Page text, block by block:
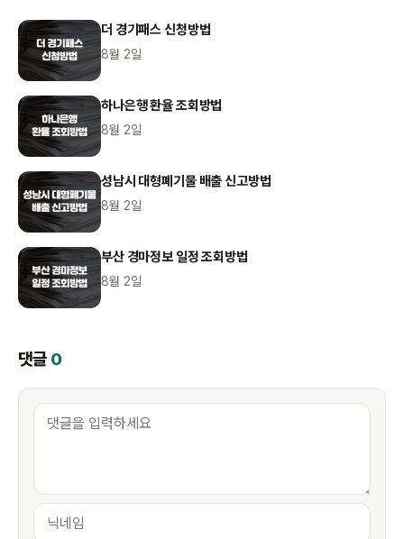
더 경기패스 신청방법
8월 2일
하나은행 환율 조회방법
8월 2일
성남시 대형폐기물 배출 신고방법
8월 2일
부산 경마정보 일정 조회방법
8월 2일
댓글 0